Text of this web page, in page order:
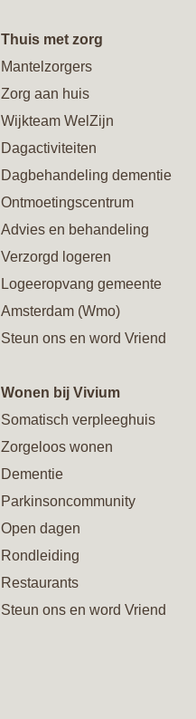
Thuis met zorg
Mantelzorgers
Zorg aan huis
Wijkteam WelZijn
Dagactiviteiten
Dagbehandeling dementie
Ontmoetingscentrum
Advies en behandeling
Verzorgd logeren
Logeeropvang gemeente
Amsterdam (Wmo)
Steun ons en word Vriend
Wonen bij Vivium
Somatisch verpleeghuis
Zorgeloos wonen
Dementie
Parkinsoncommunity
Open dagen
Rondleiding
Restaurants
Steun ons en word Vriend